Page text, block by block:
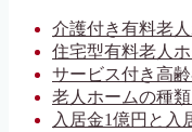
介護付き有料老
住宅型有料老人
サービス付き高
老人ホームの種
入居金1億円と入